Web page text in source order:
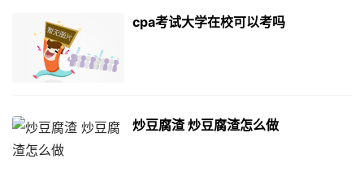
cpa考试大学在校可以考吗
炒豆腐渣 炒豆腐渣怎么做